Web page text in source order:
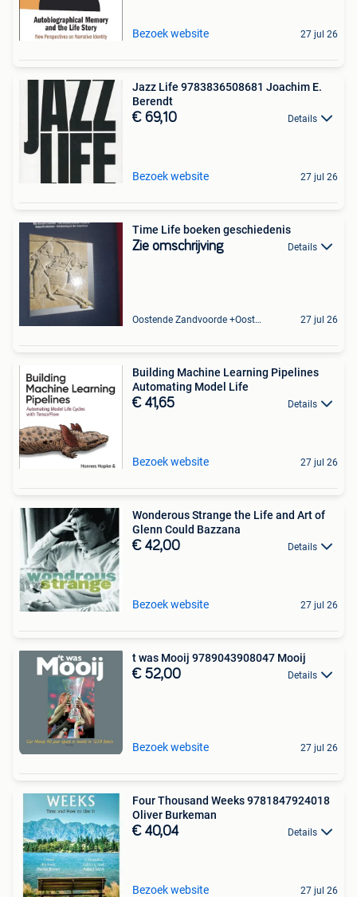
Bezoek website 27 jul 26
Jazz Life 9783836508681 Joachim E.
Berendt
€ 69,10 Details
Bezoek website 27 jul 26
Time Life boeken geschiedenis
Zie omschrijving Details
Oostende Zandvoorde +Oostende 27 jul 26
Building Machine Learning Pipelines
Automating Model Life
€ 41,65 Details
Bezoek website 27 jul 26
Wonderous Strange the Life and Art of
Glenn Could Bazzana
€ 42,00 Details
Bezoek website 27 jul 26
t was Mooij 9789043908047 Mooij
€ 52,00 Details
Bezoek website 27 jul 26
Four Thousand Weeks 9781847924018
Oliver Burkeman
€ 40,04 Details
Bezoek website 27 jul 26